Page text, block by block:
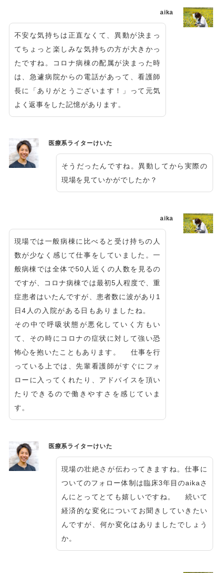
aika
不安な気持ちは正直なくて、異動が決まっ
てちょっと楽しみな気持ちの方が大きかっ
たですね。コロナ病棟の配属が決まった時
は、急遽病院からの電話があって、看護師
長に「ありがとうございます！」って元気
よく返事をした記憶があります。
医療系ライターけいた
そうだったんですね。異動してから実際の
現場を見ていかがでしたか？
aika
現場では一般病棟に比べると受け持ちの人
数が少なく感じて仕事をしていました。一
般病棟では全体で50人近くの人数を見るの
ですが、コロナ病棟では最初5人程度で、重
症患者はいたんですが、患者数に波があり1
日4人の入院がある日もありましたね。
その中で呼吸状態が悪化していく方もい
て、その時にコロナの症状に対して強い恐
怖心を抱いたこともあります。 仕事を行
っている上では、先輩看護師がすぐにフォ
ローに入ってくれたり、アドバイスを頂い
たりできるので働きやすさを感じていま
す。
医療系ライターけいた
現場の壮絶さが伝わってきますね。仕事に
ついてのフォロー体制は臨床3年目のaikaさ
んにとってとても嬉しいですね。 続いて
経済的な変化についてお聞きしていきたい
んですが、何か変化はありましたでしょう
か。